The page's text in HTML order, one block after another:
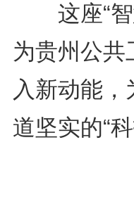
这座“智
为贵州公共
入新动能
道坚实的“